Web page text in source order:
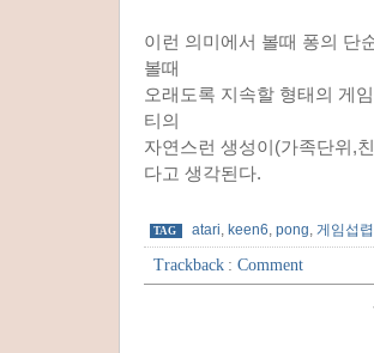
이런 의미에서 볼때 퐁의 단
볼때
오래도록 지속할 형태의 게
티의
자연스런 생성이(가족단위,
다고 생각된다.
TAG atari, keen6, pong, 게임섭렵
Trackback : Comment